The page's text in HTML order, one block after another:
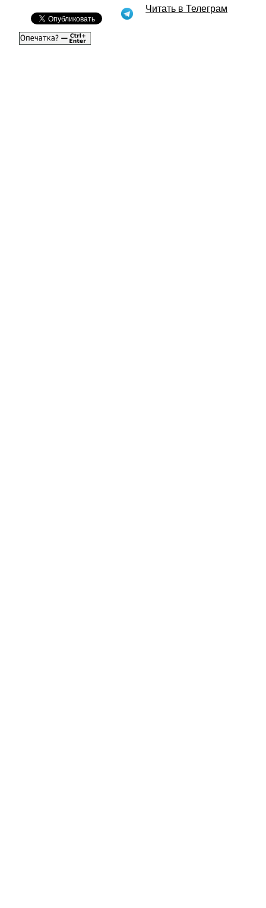
Читать в Телеграм